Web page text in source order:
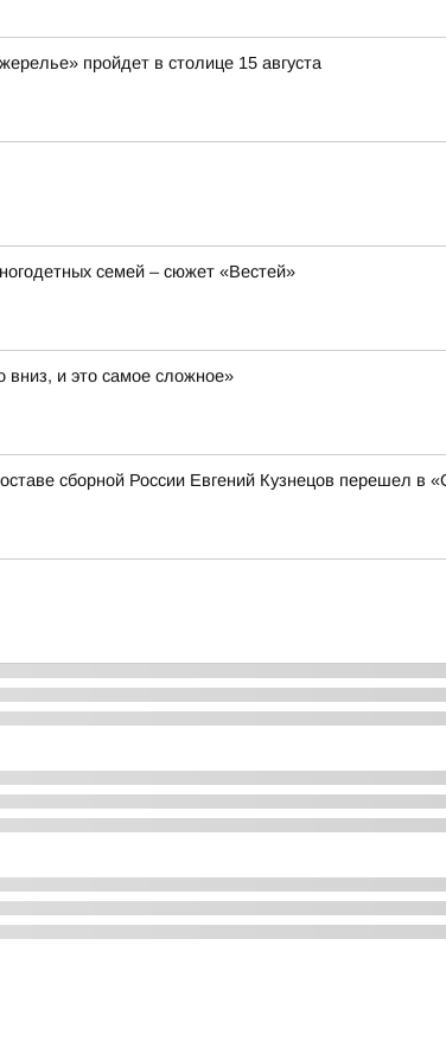
пройдет в столице 15 августа
семей – сюжет «Вестей»
и это самое сложное»
сборной России Евгений Кузнецов перешел в